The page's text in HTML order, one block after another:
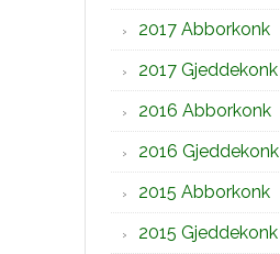
2017 Abborkonk
2017 Gjeddekonk
2016 Abborkonk
2016 Gjeddekonk
2015 Abborkonk
2015 Gjeddekonk